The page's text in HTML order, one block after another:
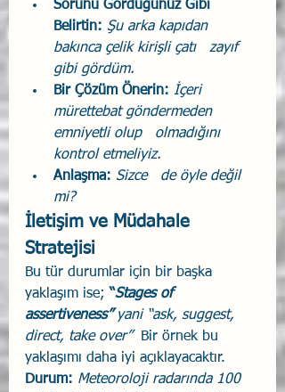
Sorunu Gördüğünüz Gibi
Belirtin: Şu arka kapıdan
bakınca çelik kirişli çatı   zayıf
gibi gördüm.
Bir Çözüm Önerin: İçeri
mürettebat göndermeden
emniyetli olup   olmadığını
kontrol etmeliyiz.
Anlaşma: Sizce   de öyle değil
mi?
İletişim ve Müdahale
Stratejisi
Bu tür durumlar için bir başka
yaklaşım ise; “Stages of
assertiveness” yani “ask, suggest,
direct, take over” Bir örnek bu
yaklaşımı daha iyi açıklayacaktır.
Durum: Meteoroloji radarında 100